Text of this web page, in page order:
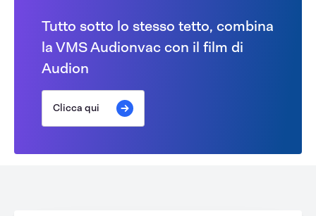
Tutto sotto lo stesso tetto, combina
la VMS Audionvac con il film di
Audion
Clicca qui